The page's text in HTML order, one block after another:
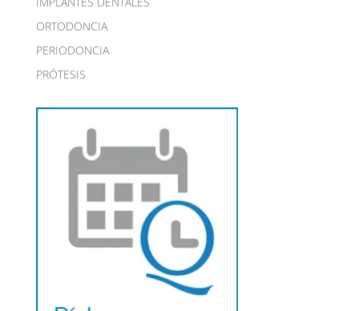
ORTODONCIA
PERIODONCIA
PRÓTESIS